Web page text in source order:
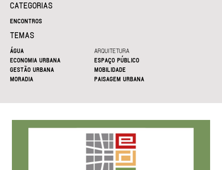
CATEGORIAS
ENCONTROS
TEMAS
ÁGUA
ARQUITETURA
ECONOMIA URBANA
ESPAÇO PÚBLICO
GESTÃO URBANA
MOBILIDADE
MORADIA
PAISAGEM URBANA